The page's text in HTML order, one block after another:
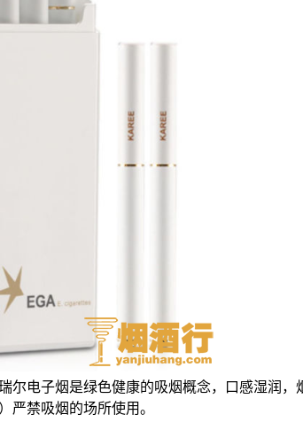
尔电子烟是绿色健康的吸烟概念，口感湿润
严禁吸烟的场所使用。